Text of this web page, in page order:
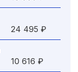
24 495 ₽
10 616 ₽